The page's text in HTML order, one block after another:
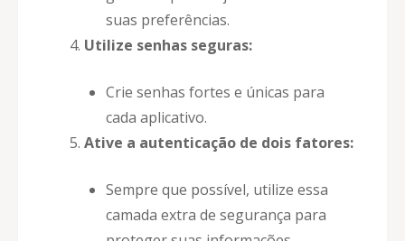
suas preferências.
Utilize senhas seguras:
Crie senhas fortes e únicas para
cada aplicativo.
Ative a autenticação de dois fatores:
Sempre que possível, utilize essa
camada extra de segurança para